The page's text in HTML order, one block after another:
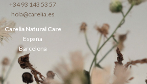
+34 93 143 53 57
hola@carelia.es
Carelia Natural Care
España
Barcelona